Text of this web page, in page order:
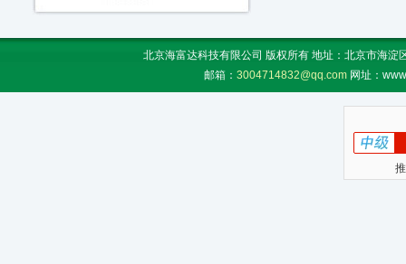
北京海富达科技有限公司 版权所有 地址：北京市海
邮箱： 3004714832@qq.com 网址：